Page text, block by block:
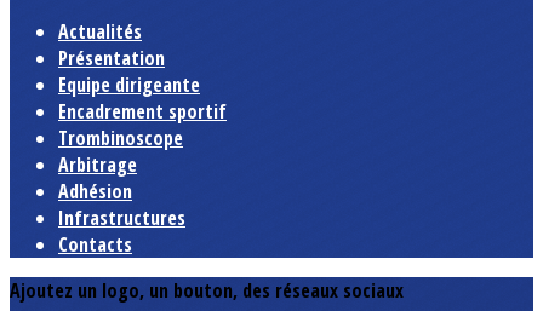
Actualités
Présentation
Equipe dirigeante
Encadrement sportif
Trombinoscope
Arbitrage
Adhésion
Infrastructures
Contacts
Ajoutez un logo, un bouton, des réseaux sociaux